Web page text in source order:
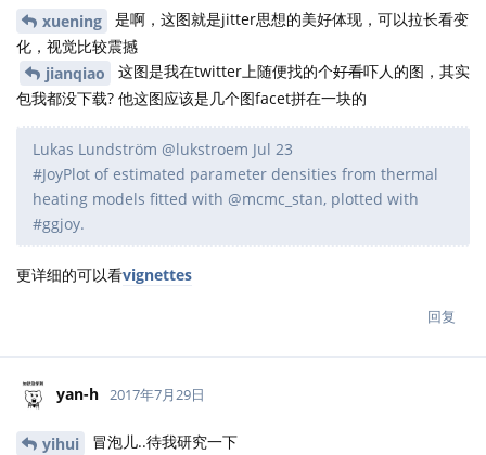
xuening
是啊，这图就是jitter思想的美好体现，可以拉长看变
化，视觉比较震撼
jianqiao
这图是我在twitter上随便找的个好看吓人的图，其实
包我都没下载? 他这图应该是几个图facet拼在一块的
Lukas Lundström‏ @lukstroem Jul 23
#JoyPlot of estimated parameter densities from thermal
heating models fitted with @mcmc_stan, plotted with
#ggjoy.
更详细的可以看vignettes
回复
yan-h 2017年7月29日
yihui 冒泡儿..待我研究一下